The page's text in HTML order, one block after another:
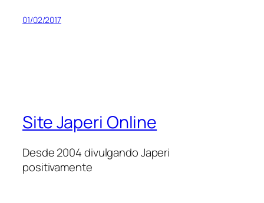
01/02/2017
Site Japeri Online
Desde 2004 divulgando Japeri
positivamente